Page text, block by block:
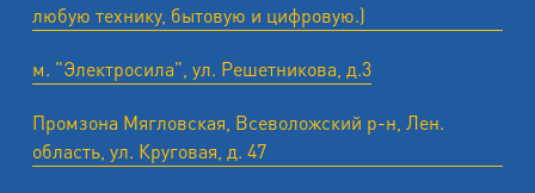
любую технику, бытовую и цифровую.)
м. "Электросила", ул. Решетникова, д.3
Промзона Мягловская, Всеволожский р-н, Лен.
область, ул. ​Круговая, д. 47